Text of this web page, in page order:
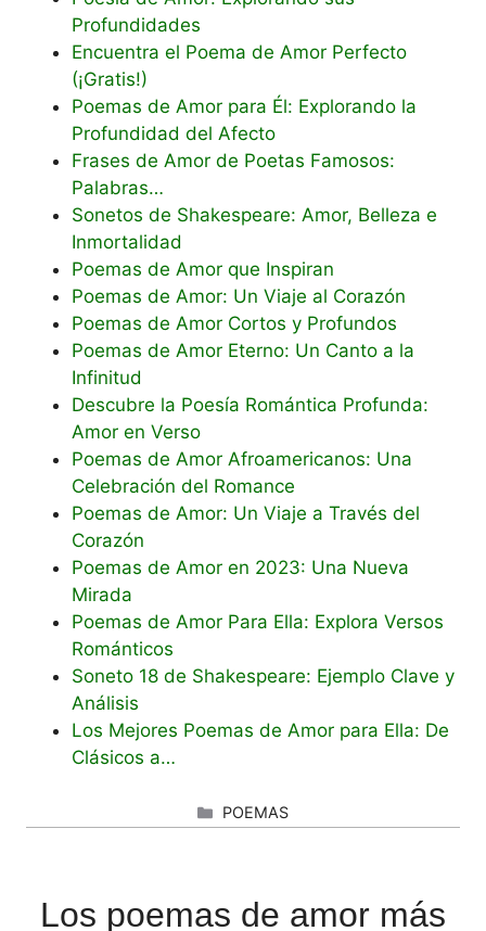
Profundidades
Encuentra el Poema de Amor Perfecto
(¡Gratis!)
Poemas de Amor para Él: Explorando la
Profundidad del Afecto
Frases de Amor de Poetas Famosos:
Palabras…
Sonetos de Shakespeare: Amor, Belleza e
Inmortalidad
Poemas de Amor que Inspiran
Poemas de Amor: Un Viaje al Corazón
Poemas de Amor Cortos y Profundos
Poemas de Amor Eterno: Un Canto a la
Infinitud
Descubre la Poesía Romántica Profunda:
Amor en Verso
Poemas de Amor Afroamericanos: Una
Celebración del Romance
Poemas de Amor: Un Viaje a Través del
Corazón
Poemas de Amor en 2023: Una Nueva
Mirada
Poemas de Amor Para Ella: Explora Versos
Románticos
Soneto 18 de Shakespeare: Ejemplo Clave y
Análisis
Los Mejores Poemas de Amor para Ella: De
Clásicos a…
CATEGORÍAS
POEMAS
Los poemas de amor más